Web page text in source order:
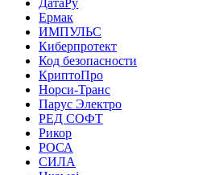
ДатаРу
Ермак
ИМПУЛЬС
Киберпротект
Код безопасности
КриптоПро
Норси-Транс
Парус Электро
РЕД СОФТ
Рикор
РОСА
СИЛА